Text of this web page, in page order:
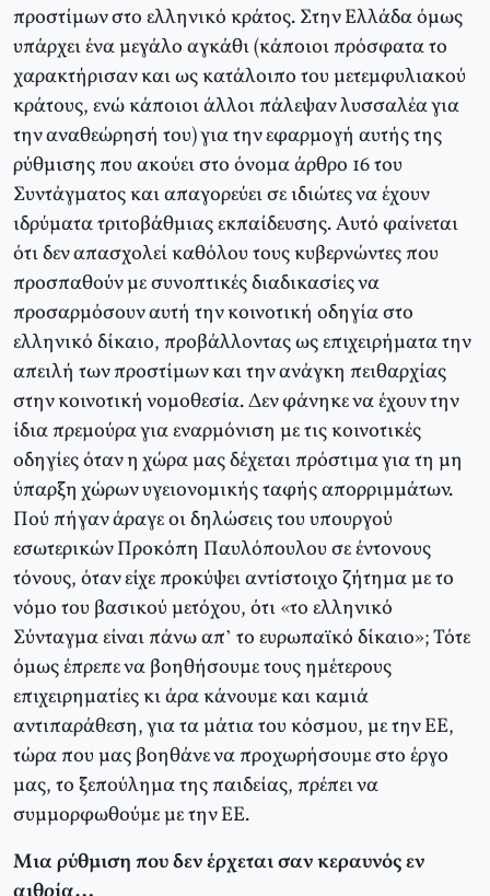
προστίμων στο ελληνικό κράτος. Στην Ελλάδα όμως
υπάρχει ένα μεγάλο αγκάθι (κάποιοι πρόσφατα το
χαρακτήρισαν και ως κατάλοιπο του μετεμφυλιακού
κράτους, ενώ κάποιοι άλλοι πάλεψαν λυσσαλέα για
την αναθεώρησή του) για την εφαρμογή αυτής της
ρύθμισης που ακούει στο όνομα άρθρο 16 του
Συντάγματος και απαγορεύει σε ιδιώτες να έχουν
ιδρύματα τριτοβάθμιας εκπαίδευσης. Αυτό φαίνεται
ότι δεν απασχολεί καθόλου τους κυβερνώντες που
προσπαθούν με συνοπτικές διαδικασίες να
προσαρμόσουν αυτή την κοινοτική οδηγία στο
ελληνικό δίκαιο, προβάλλοντας ως επιχειρήματα την
απειλή των προστίμων και την ανάγκη πειθαρχίας
στην κοινοτική νομοθεσία. Δεν φάνηκε να έχουν την
ίδια πρεμούρα για εναρμόνιση με τις κοινοτικές
οδηγίες όταν η χώρα μας δέχεται πρόστιμα για τη μη
ύπαρξη χώρων υγειονομικής ταφής απορριμμάτων.
Πού πήγαν άραγε οι δηλώσεις του υπουργού
εσωτερικών Προκόπη Παυλόπουλου σε έντονους
τόνους, όταν είχε προκύψει αντίστοιχο ζήτημα με το
νόμο του βασικού μετόχου, ότι «το ελληνικό
Σύνταγμα είναι πάνω απ’ το ευρωπαϊκό δίκαιο»; Τότε
όμως έπρεπε να βοηθήσουμε τους ημέτερους
επιχειρηματίες κι άρα κάνουμε και καμιά
αντιπαράθεση, για τα μάτια του κόσμου, με την ΕΕ,
τώρα που μας βοηθάνε να προχωρήσουμε στο έργο
μας, το ξεπούλημα της παιδείας, πρέπει να
συμμορφωθούμε με την ΕΕ.
Μια ρύθμιση που δεν έρχεται σαν κεραυνός εν